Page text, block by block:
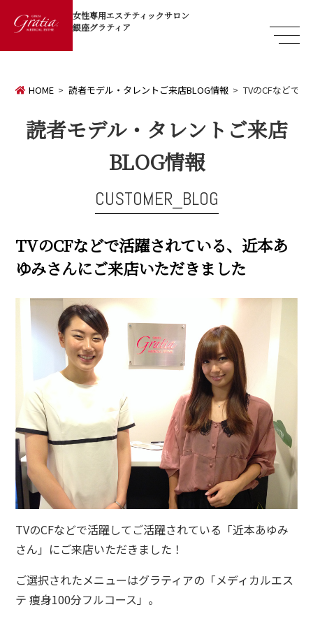
女性専用エステティックサロン
銀座グラティア
HOME 読者モデル・タレントご来店BLOG情報 TVのCFなどで
読者モデル・タレントご来店
BLOG情報
CUSTOMER_BLOG
TVのCFなどで活躍されている、近本あ
ゆみさんにご来店いただきました
TVのCFなどで活躍してご活躍されている「近本あゆみ
さん」にご来店いただきました！
ご選択されたメニューはグラティアの「メディカルエス
テ 痩身100分フルコース」。